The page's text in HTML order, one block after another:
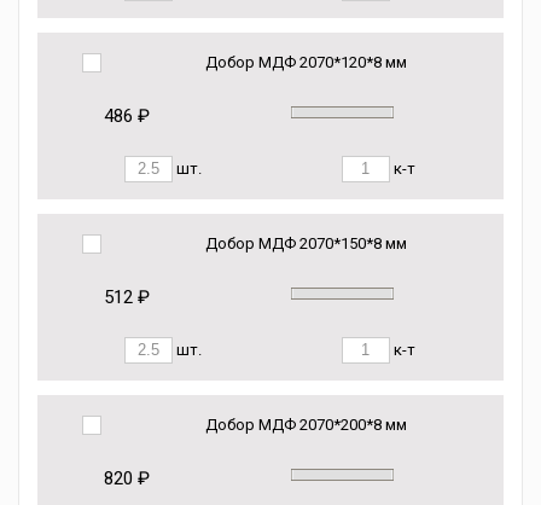
Добор МДФ 2070*120*8 мм
486 ₽
шт. к-т
Добор МДФ 2070*150*8 мм
512 ₽
шт. к-т
Добор МДФ 2070*200*8 мм
820 ₽